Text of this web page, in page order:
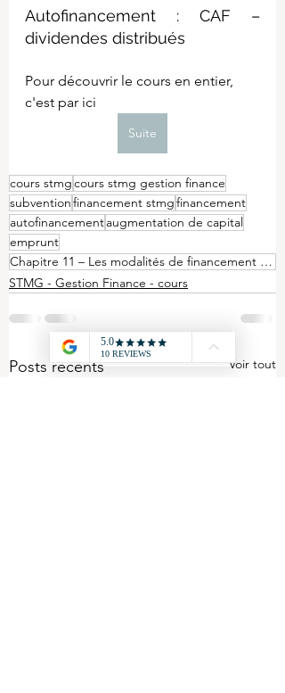
Autofinancement : CAF –
dividendes distribués
Pour découvrir le cours en entier,
c'est par ici
Suite
cours stmgcours stmg gestion finance
subventionfinancement stmgfinancement
autofinancementaugmentation de capital
emprunt
Chapitre 11 – Les modalités de financement de l’organisation
STMG - Gestion Finance - cours
Posts récents Voir tout